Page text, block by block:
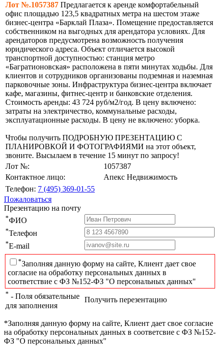
Лот №.1057387 Предлагается к аренде комфортабельный
офис площадью 123,5 квадратных метра на шестом этаже
бизнес-центра «Барклай Плаза». Помещение предоставляется
собственником на выгодных для арендатора условиях. Для
арендаторов предусмотрена возможность получения
юридического адреса. Объект отличается высокой
транспортной доступностью: станция метро
«Багратионовская» расположена в пяти минутах ходьбы. Для
клиентов и сотрудников организованы подземная и наземная
парковочные зоны. Инфраструктура бизнес-центра включает
кафе, магазины, фитнес-центр и банковские отделения.
Стоимость аренды: 43 724 руб/м2/год. В цену включено:
затраты на электричество, коммунальные расходы,
эксплуатационные расходы. В цену не включено: уборка.
Чтобы получить ПОДРОБНУЮ ПРЕЗЕНТАЦИЮ С
ПЛАНИРОВКОЙ И ФОТОГРАФИЯМИ на этот объект,
звоните. Высылаем в течение 15 минут по запросу!
Лот №:
1057387
Контактное лицо:
Апекс Недвижимость
Телефон: 7 (495) 369-01-55
Пожаловаться
Презентацию на почту
*ФИО
*Телефон
*E-mail
*Заполняя данную форму на сайте, Клиент дает свое
согласие на обработку персональных данных в
соответствие с ФЗ №152-ФЗ "О персональных данных"
* - Поля обязательные
для заполнения
Получить перезентацию
*Заполняя данную форму на сайте, Клиент дает свое согласие
на обработку персональных данных в соответсвие с ФЗ №152-
ФЗ "О персональных данных"